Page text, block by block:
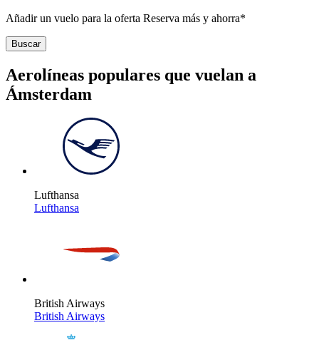
Añadir un vuelo para la oferta Reserva más y ahorra*
Buscar
Aerolíneas populares que vuelan a
Ámsterdam
Lufthansa
Lufthansa
British Airways
British Airways